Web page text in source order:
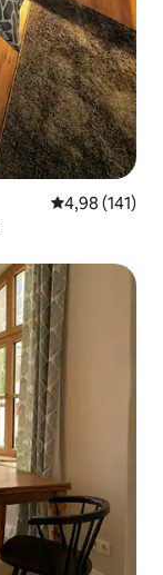
Nilai rata-rata
4,98 (141)